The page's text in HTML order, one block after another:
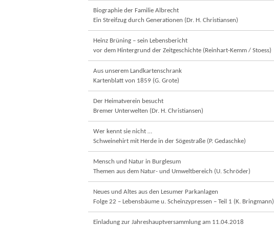
Biographie der Familie Albrecht
Ein Streifzug durch Generationen (Dr. H. Christiansen)
Heinz Brüning – sein Lebensbericht
vor dem Hintergrund der Zeitgeschichte (Reinhart-Kemm / Stoess)
Aus unserem Landkartenschrank
Kartenblatt von 1859 (G. Grote)
Der Heimatverein besucht
Bremer Unterwelten (Dr. H. Christiansen)
Wer kennt sie nicht …
Schweinehirt mit Herde in der Sögestraße (P. Gedaschke)
Mensch und Natur in Burglesum
Themen aus dem Natur- und Umweltbereich (U. Schröder)
Neues und Altes aus den Lesumer Parkanlagen
Folge 22 – Lebensbäume u. Scheinzypressen – Teil 1 (K. Bringmann)
Einladung zur Jahreshauptversammlung am 11.04.2018